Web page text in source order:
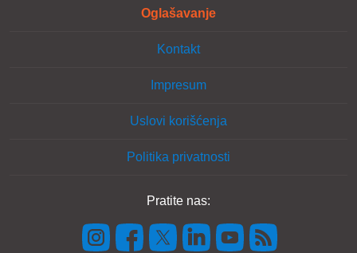
Oglašavanje
Kontakt
Impresum
Uslovi korišćenja
Politika privatnosti
Pratite nas: